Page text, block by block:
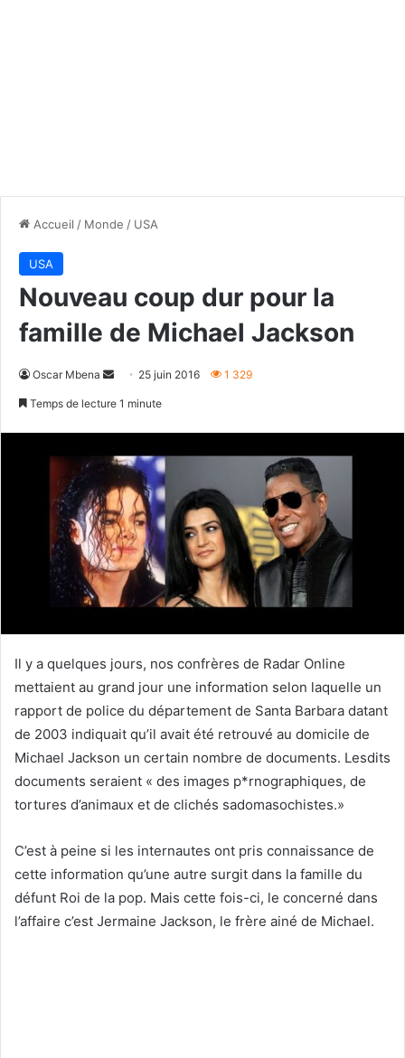
Accueil / Monde / USA
USA
Nouveau coup dur pour la
famille de Michael Jackson
Oscar Mbena
Envoyer25 juin 2016 1 329
Temps de lecture 1 minute
Il y a quelques jours, nos confrères de Radar Online
mettaient au grand jour une information selon laquelle un
rapport de police du département de Santa Barbara datant
de 2003 indiquait qu’il avait été retrouvé au domicile de
Michael Jackson un certain nombre de documents. Lesdits
documents seraient « des images p*rnographiques, de
tortures d’animaux et de clichés sadomasochistes.»
C’est à peine si les internautes ont pris connaissance de
cette information qu’une autre surgit dans la famille du
défunt Roi de la pop. Mais cette fois-ci, le concerné dans
l’affaire c’est Jermaine Jackson, le frère ainé de Michael.